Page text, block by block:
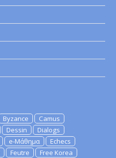
Byzance
Camus
Dessin
Dialogs
e-Μάθημα
Echecs
Feutre
Free Korea